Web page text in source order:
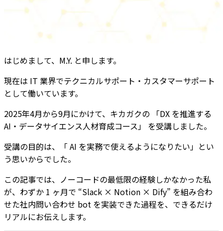
はじめまして、M.Y. と申します。
現在は IT 業界でテクニカルサポート・カスタマーサポート
として働いています。
2025年4月から9月にかけて、キカガクの 「DX を推進する
AI・データサイエンス人材育成コース」 を受講しました。
受講の目的は、「 AI を実務で使えるようになりたい」とい
う思いからでした。
この記事では、ノーコードの最低限の経験しかなかった私
が、わずか 1 ヶ月で “Slack × Notion × Dify” を組み合わ
せた社内問い合わせ bot を実装できた過程を、できるだけ
リアルにお伝えします。